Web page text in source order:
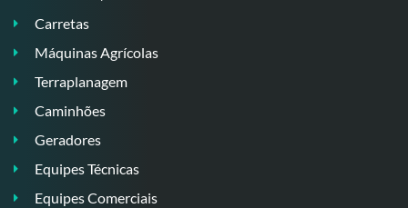
Carretas
Máquinas Agrícolas
Terraplanagem
Caminhões
Geradores
Equipes Técnicas
Equipes Comerciais